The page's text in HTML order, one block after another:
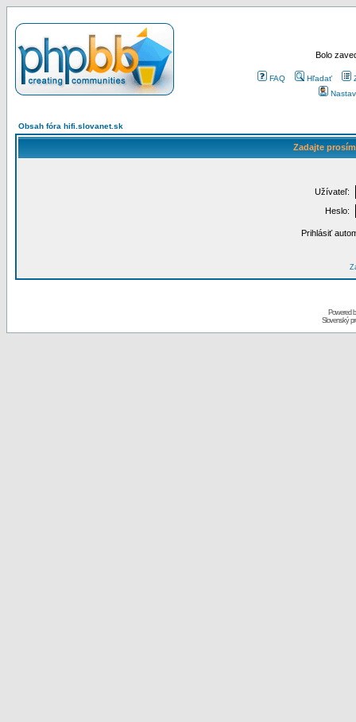
Bolo
FAQ Hľadať
Obsah fóra hifi.slovanet.sk
Zadajte
Užívateľ:
Heslo:
Prihlásiť
Powered
Slovenský